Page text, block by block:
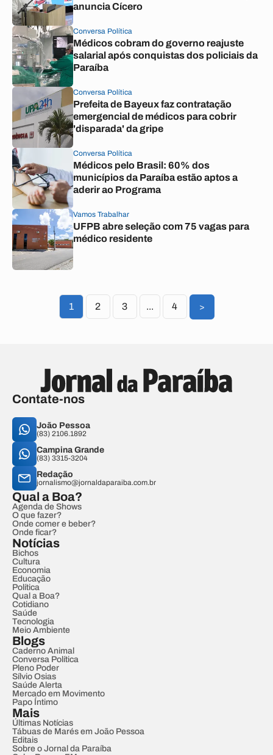
anuncia Cícero
Conversa Política
Médicos cobram do governo reajuste
salarial após conquistas dos policiais da
Paraíba
Conversa Política
Prefeita de Bayeux faz contratação
emergencial de médicos para cobrir
'disparada' da gripe
Conversa Política
Médicos pelo Brasil: 60% dos
municípios da Paraíba estão aptos a
aderir ao Programa
Vamos Trabalhar
UFPB abre seleção com 75 vagas para
médico residente
1 2 3 ... 4 >
Contate-nos
João Pessoa
(83) 2106.1892
Campina Grande
(83) 3315-3204
Redação
jornalismo@jornaldaparaiba.com.br
Qual a Boa?
Agenda de Shows
O que fazer?
Onde comer e beber?
Onde ficar?
Notícias
Bichos
Cultura
Economia
Educação
Política
Qual a Boa?
Cotidiano
Saúde
Tecnologia
Meio Ambiente
Blogs
Caderno Animal
Conversa Política
Pleno Poder
Sílvio Osias
Saúde Alerta
Mercado em Movimento
Papo Íntimo
Mais
Últimas Notícias
Tábuas de Marés em João Pessoa
Editais
Sobre o Jornal da Paraíba